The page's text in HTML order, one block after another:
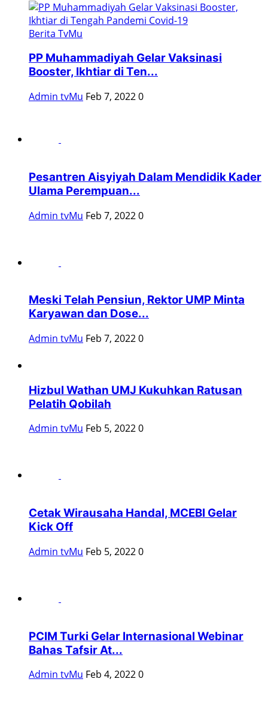
Berita TvMu
PP Muhammadiyah Gelar Vaksinasi
Booster, Ikhtiar di Ten...
Admin tvMu Feb 7, 20220
Pesantren Aisyiyah Dalam Mendidik Kader
Ulama Perempuan...
Admin tvMu Feb 7, 20220
Meski Telah Pensiun, Rektor UMP Minta
Karyawan dan Dose...
Admin tvMu Feb 7, 20220
Hizbul Wathan UMJ Kukuhkan Ratusan
Pelatih Qobilah
Admin tvMu Feb 5, 20220
Cetak Wirausaha Handal, MCEBI Gelar
Kick Off
Admin tvMu Feb 5, 20220
PCIM Turki Gelar Internasional Webinar
Bahas Tafsir At...
Admin tvMu Feb 4, 20220